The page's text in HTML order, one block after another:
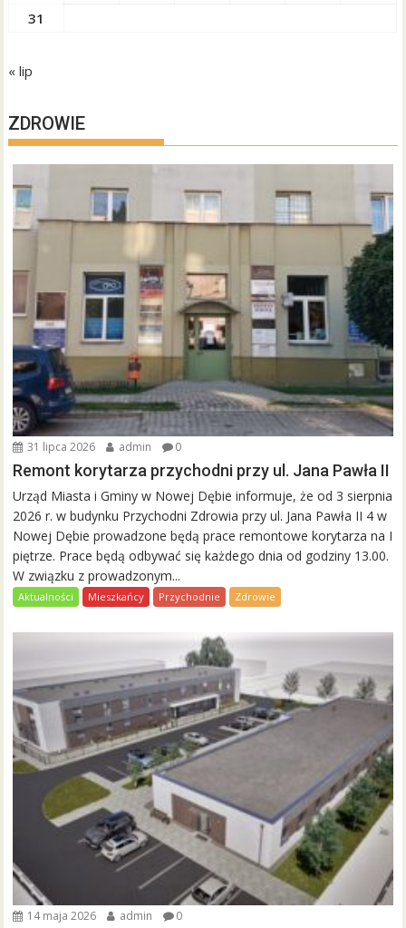
31
« lip
ZDROWIE
31 lipca 2026 admin 0
Remont korytarza przychodni przy ul. Jana Pawła II
Urząd Miasta i Gminy w Nowej Dębie informuje, że od 3 sierpnia
2026 r. w budynku Przychodni Zdrowia przy ul. Jana Pawła II 4 w
Nowej Dębie prowadzone będą prace remontowe korytarza na I
piętrze. Prace będą odbywać się każdego dnia od godziny 13.00.
W związku z prowadzonym...
Aktualności Mieszkańcy Przychodnie Zdrowie
14 maja 2026 admin 0